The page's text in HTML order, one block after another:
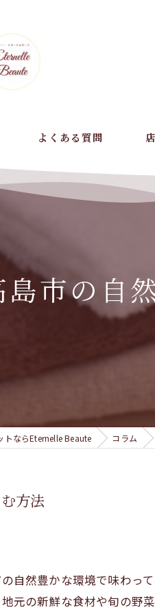
よくある質問
痩身
エ
市の自
トならEternelle Beaute コラム
方法
自然豊かな環境で味わっ
元の新鮮な食材や旬の野